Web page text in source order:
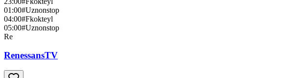
01:00#Uznonstop
04:00#Fkokteyl
05:00#Uznonstop
Re
RenessansTV